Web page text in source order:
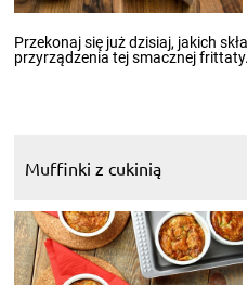
Przekonaj się już dzisiaj, jakich
przyrządzenia tej smacznej frittaty.
Muffinki z cukinią